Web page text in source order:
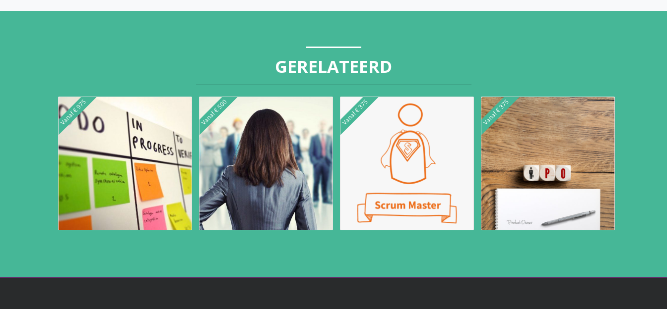
GERELATEERD
Vanaf € 975 Vanaf € 500 Vanaf € 375 Vanaf € 375